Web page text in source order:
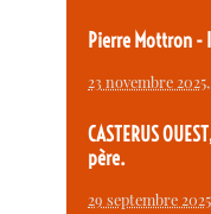
Pierre Mottron -
23 novembre 2025
CASTERUS
père.
29 septembre 2025